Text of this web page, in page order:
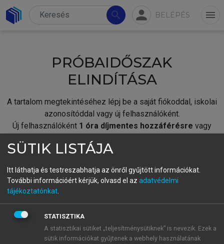
search person BELÉPÉS menu
PRÓBAIDŐSZAK
ELINDÍTÁSA
A tartalom megtekintéséhez lépj be a saját fiókoddal, iskolai
azonosítóddal vagy új felhasználóként.
Új felhasználóként 1 óra díjmentes hozzáférésre vagy
fiókoddal,vagy hozz létre új fiókot.
A regisztráció után apróbaidőszakautomatikusan
BELÉPÉS SAJÁT FIÓKKAL
SÜTIK LISTÁJA
Itt láthatja és testreszabhatja az önről gyűjtött információkat.
További információért kérjük, olvasd el az adatvédelmi
tájékoztatónkat
STATISZTIKA
A statisztikai sütiket „teljesítménysütiknek” is nevezik. Ezek a
sütik információkat gyűjtenek a webhely használatának